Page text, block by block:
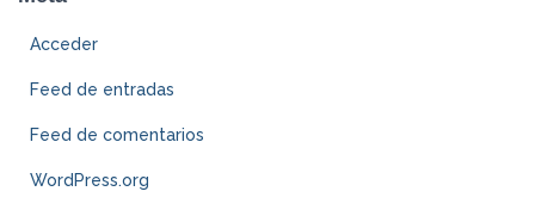
Acceder
Feed de entradas
Feed de comentarios
WordPress.org